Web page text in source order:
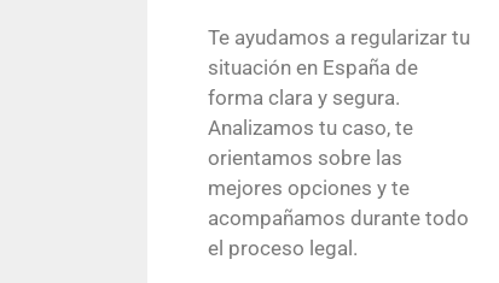
Te ayudamos a regularizar tu
situación en España de
forma clara y segura.
Analizamos tu caso, te
orientamos sobre las
mejores opciones y te
acompañamos durante todo
el proceso legal.